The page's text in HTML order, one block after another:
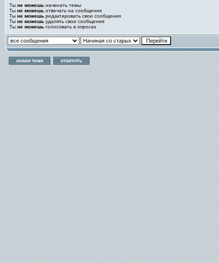
Ты не можешь начинать темы
Ты не можешь отвечать на сообщения
Ты не можешь редактировать свои сообщения
Ты не можешь удалять свои сообщения
Ты не можешь голосовать в опросах